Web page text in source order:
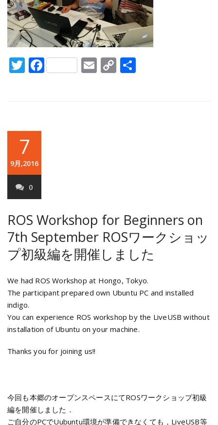
Twitter
FacebookEmail
Copy
Link
7
9月,2016
0
ROS Workshop for Beginners on
7th September ROSワークショッ
プ初級編を開催しました
We had ROS Workshop at Hongo, Tokyo.
The participant prepared own Ubuntu PC and installed
indigo.
You can experience ROS workshop by the LiveUSB without
installation of Ubuntu on your machine.
Thanks you for joining us!!
今回も本郷のオープンスペースにてROSワークショップ初級
編を開催しました．
ご自分のPCでUubuntu環境が準備できなくても，LiveUSB等